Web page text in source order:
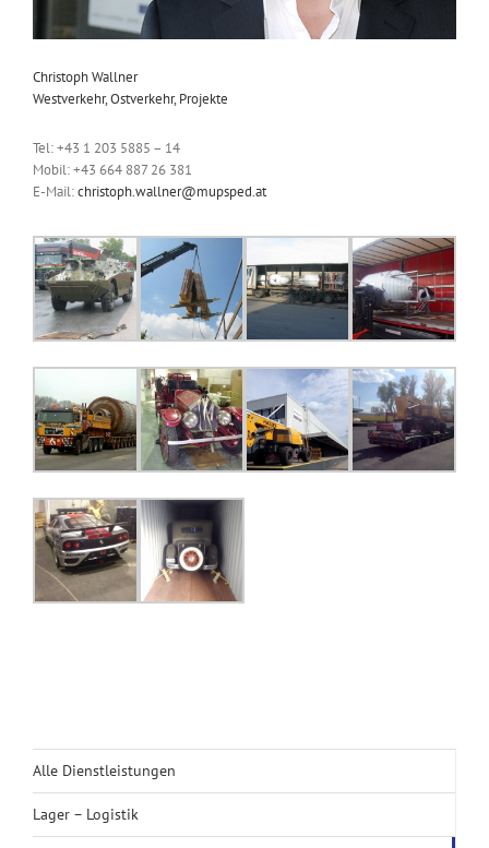
Christoph Wallner
Westverkehr, Ostverkehr, Projekte
Tel: +43 1 203 5885 – 14
Mobil: +43 664 887 26 381
E-Mail:christoph.wallner@mupsped.at
Alle Dienstleistungen
Lager – Logistik